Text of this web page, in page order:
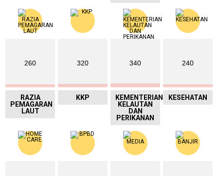
260
RAZIA
PEMAGARAN
LAUT
320
KKP
340
KEMENTERIAN
KELAUTAN
DAN
PERIKANAN
240
KESEHATAN